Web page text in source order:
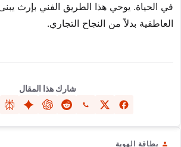
في الحياة. يوحي هذا الطريق الفني بإرث
العاطفية بدلاً من النجاح التجاري.
شارك هذا المقال
بطاقة الهوية